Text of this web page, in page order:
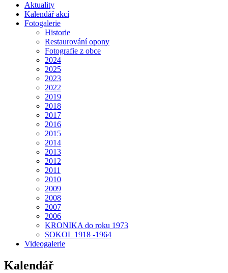
Aktuality
Kalendář akcí
Fotogalerie
Historie
Restaurování opony
Fotografie z obce
2024
2025
2023
2022
2019
2018
2017
2016
2015
2014
2013
2012
2011
2010
2009
2008
2007
2006
KRONIKA do roku 1973
SOKOL 1918 -1964
Videogalerie
Kalendář